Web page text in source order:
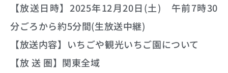
【放送日時】2025年12月20日(土) 午前7時30
分ごろから約5分間(生放送中継)
【放送内容】いちごや観光いちご園について
【放 送 圏】関東全域